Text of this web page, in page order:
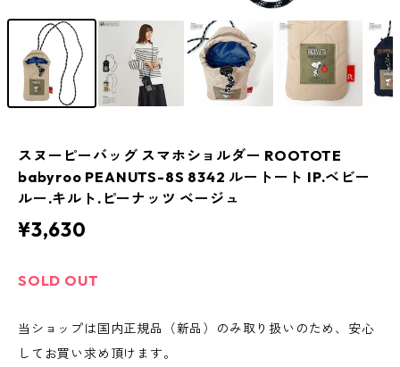
スヌーピーバッグ スマホショルダー ROOTOTE
babyroo PEANUTS-8S 8342 ルートート IP.ベビー
ルー.キルト.ピーナッツ ベージュ
¥3,630
SOLD OUT
当ショップは国内正規品（新品）のみ取り扱いのため、安心
してお買い求め頂けます。